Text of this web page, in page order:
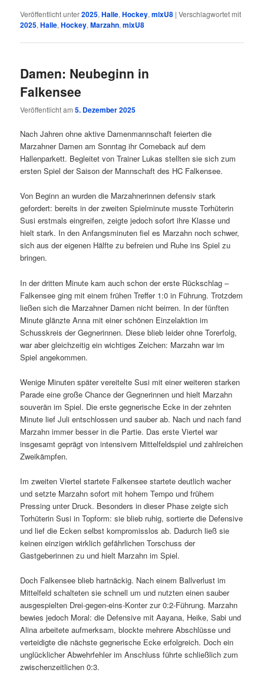
Veröffentlicht unter2025,Halle,Hockey,mixU8 |Verschlagwortet mit
2025,Halle,Hockey,Marzahn,mixU8
Damen: Neubeginn in
Falkensee
Veröffentlicht am5. Dezember 2025
Nach Jahren ohne aktive Damenmannschaft feierten die
Marzahner Damen am Sonntag ihr Comeback auf dem
Hallenparkett. Begleitet von Trainer Lukas stellten sie sich zum
ersten Spiel der Saison der Mannschaft des HC Falkensee.
Von Beginn an wurden die Marzahnerinnen defensiv stark
gefordert: bereits in der zweiten Spielminute musste Torhüterin
Susi erstmals eingreifen, zeigte jedoch sofort ihre Klasse und
hielt stark. In den Anfangsminuten fiel es Marzahn noch schwer,
sich aus der eigenen Hälfte zu befreien und Ruhe ins Spiel zu
bringen.
In der dritten Minute kam auch schon der erste Rückschlag –
Falkensee ging mit einem frühen Treffer 1:0 in Führung. Trotzdem
ließen sich die Marzahner Damen nicht beirren. In der fünften
Minute glänzte Anna mit einer schönen Einzelaktion im
Schusskreis der Gegnerinnen. Diese blieb leider ohne Torerfolg,
war aber gleichzeitig ein wichtiges Zeichen: Marzahn war im
Spiel angekommen.
Wenige Minuten später vereitelte Susi mit einer weiteren starken
Parade eine große Chance der Gegnerinnen und hielt Marzahn
souverän im Spiel. Die erste gegnerische Ecke in der zehnten
Minute lief Juli entschlossen und sauber ab. Nach und nach fand
Marzahn immer besser in die Partie. Das erste Viertel war
insgesamt geprägt von intensivem Mittelfeldspiel und zahlreichen
Zweikämpfen.
Im zweiten Viertel startete Falkensee startete deutlich wacher
und setzte Marzahn sofort mit hohem Tempo und frühem
Pressing unter Druck. Besonders in dieser Phase zeigte sich
Torhüterin Susi in Topform: sie blieb ruhig, sortierte die Defensive
und lief die Ecken selbst kompromisslos ab. Dadurch ließ sie
keinen einzigen wirklich gefährlichen Torschuss der
Gastgeberinnen zu und hielt Marzahn im Spiel.
Doch Falkensee blieb hartnäckig. Nach einem Ballverlust im
Mittelfeld schalteten sie schnell um und nutzten einen sauber
ausgespielten Drei-gegen-eins-Konter zur 0:2-Führung. Marzahn
bewies jedoch Moral: die Defensive mit Aayana, Heike, Sabi und
Alina arbeitete aufmerksam, blockte mehrere Abschlüsse und
verteidigte die nächste gegnerische Ecke erfolgreich. Doch ein
unglücklicher Abwehrfehler im Anschluss führte schließlich zum
zwischenzeitlichen 0:3.